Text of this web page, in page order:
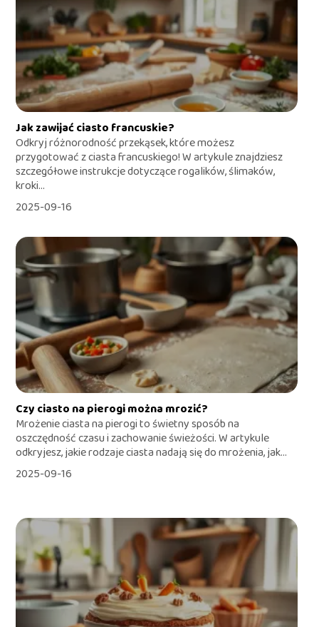
Jak zawijać ciasto francuskie?
Odkryj różnorodność przekąsek, które możesz
przygotować z ciasta francuskiego! W artykule znajdziesz
szczegółowe instrukcje dotyczące rogalików, ślimaków,
kroki...
2025-09-16
Czy ciasto na pierogi można mrozić?
Mrożenie ciasta na pierogi to świetny sposób na
oszczędność czasu i zachowanie świeżości. W artykule
odkryjesz, jakie rodzaje ciasta nadają się do mrożenia, jak...
2025-09-16